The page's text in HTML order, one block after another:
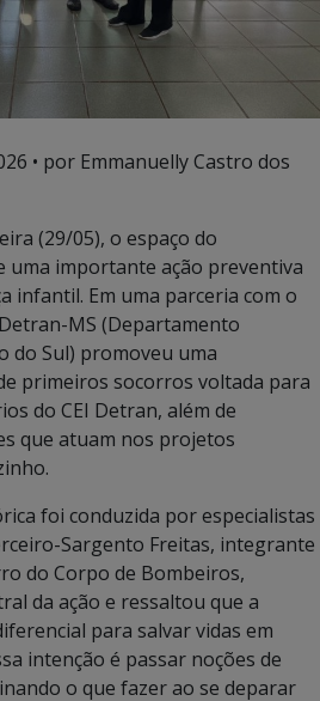
• por Emmanuelly Castro dos
(29/05), o espaço do
uma importante ação preventiva
infantil. Em uma parceria com o
MS (Departamento
do Sul) promoveu uma
primeiros socorros voltada para
do CEI Detran, além de
que atuam nos projetos
foi conduzida por especialistas
Sargento Freitas, integrante
do Corpo de Bombeiros,
da ação e ressaltou que a
para salvar vidas em
intenção é passar noções de
o que fazer ao se deparar